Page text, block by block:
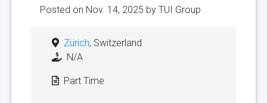
Posted on Nov. 14, 2025 by TUI Group
Zürich, Switzerland
N/A
Part Time